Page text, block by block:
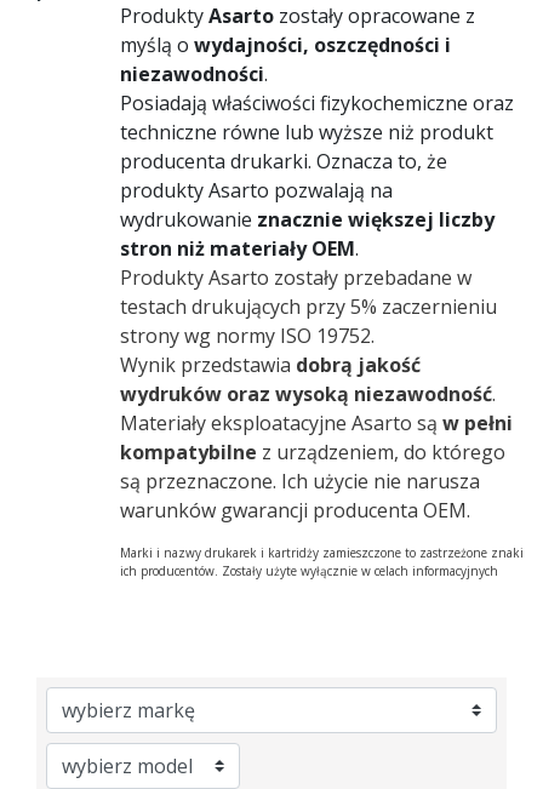
ProduktyAsarto zostały opracowane z
myślą o wydajności, oszczędności i
niezawodności.
Posiadają właściwości fizykochemiczne oraz
techniczne równe lub wyższe niż produkt
producenta drukarki. Oznacza to, że
produkty Asarto pozwalają na
wydrukowanie znacznie większej liczby
stron niż materiały OEM.
Produkty Asarto zostały przebadane w
testach drukujących przy 5% zaczernieniu
strony wg normy ISO 19752.
Wynik przedstawia dobrą jakość
wydruków oraz wysoką niezawodność.
Materiały eksploatacyjne Asarto są w pełni
kompatybilne z urządzeniem, do którego
są przeznaczone. Ich użycie nie narusza
warunków gwarancji producenta OEM.
Marki i nazwy drukarek i kartridży zamieszczone to zastrzeżone znaki
ich producentów. Zostały użyte wyłącznie w celach informacyjnych